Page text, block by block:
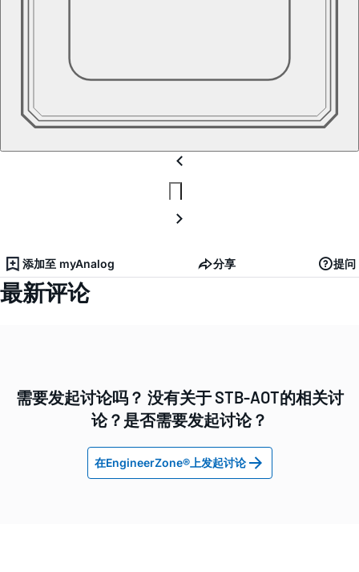
添加至 myAnalog 分享 提问
最新评论
需要发起讨论吗？ 没有关于 STB-AOT的相关讨
论？是否需要发起讨论？
在EngineerZone®上发起讨论